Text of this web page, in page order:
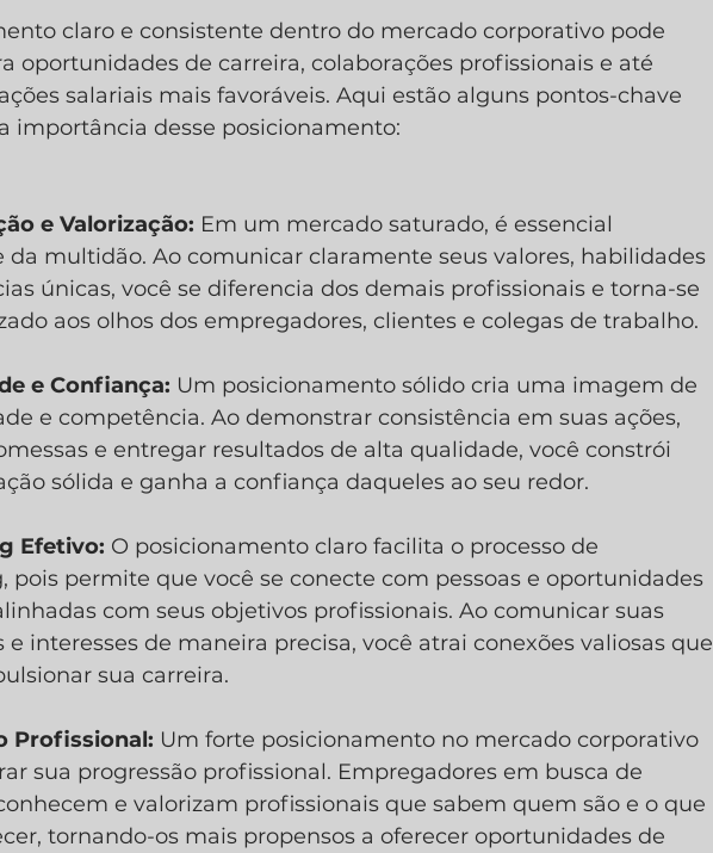
claro e consistente dentro do mercado corporativo pode
oportunidades de carreira, colaborações profissionais e até
salariais mais favoráveis. Aqui estão alguns pontos-chave
importância desse posicionamento:
e Valorização: Em um mercado saturado, é essencial
da multidão. Ao comunicar claramente seus valores, habilidades
únicas, você se diferencia dos demais profissionais e torna-se
aos olhos dos empregadores, clientes e colegas de trabalho.
e Confiança: Um posicionamento sólido cria uma imagem de
e competência. Ao demonstrar consistência em suas ações,
e entregar resultados de alta qualidade, você constrói
sólida e ganha a confiança daqueles ao seu redor.
Efetivo: O posicionamento claro facilita o processo de
pois permite que você se conecte com pessoas e oportunidades
com seus objetivos profissionais. Ao comunicar suas
e interesses de maneira precisa, você atrai conexões valiosas que
sua carreira.
Profissional: Um forte posicionamento no mercado corporativo
sua progressão profissional. Empregadores em busca de
e valorizam profissionais que sabem quem são e o que
tornando-os mais propensos a oferecer oportunidades de